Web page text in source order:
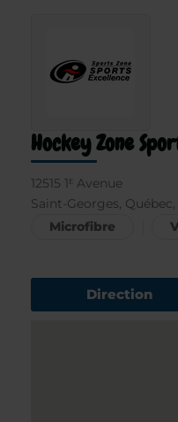
Hockey Zone
12515 1ᴱ Avenue
Saint-Georges, Québec,
Microfibre
Direction